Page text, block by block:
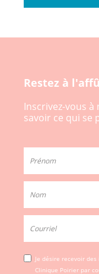
Restez à
Inscrivez-vous
savoir ce qui se
Je désire recevoir
Clinique Poirier par